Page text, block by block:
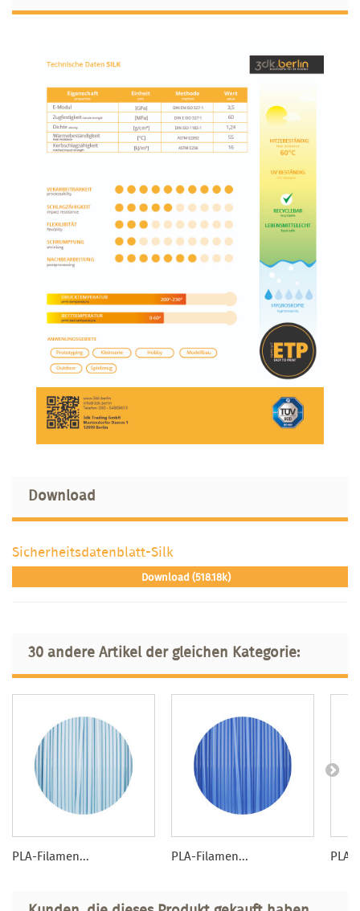
Download
Sicherheitsdatenblatt-Silk
Download (518.18k)
30 andere Artikel der gleichen Kategorie:
PLA-Filamen... PLA-Filamen...